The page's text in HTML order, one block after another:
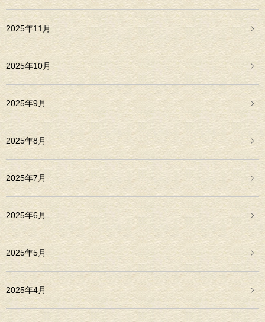
2025年11月
2025年10月
2025年9月
2025年8月
2025年7月
2025年6月
2025年5月
2025年4月